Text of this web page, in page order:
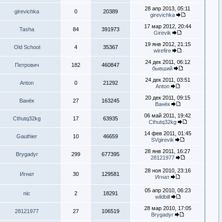
girevichka 0 20389
28 апр 2013, 05:11
girevichka
Tasha 84 391973
17 мар 2012, 20:44
Girevik
Old School 4 35367
19 янв 2012, 21:15
wirefire
Петрович 182 460847
24 дек 2011, 06:12
бывший
Anton 0 21292
24 дек 2011, 03:51
Anton
Ванёк 27 163245
20 дек 2011, 09:15
Ванёк
Cthutq32kg 17 63935
06 май 2011, 19:42
Cthutq32kg
Gauthier 10 46659
14 фев 2011, 01:45
SVgirevik
Brygadyr 299 677395
28 янв 2011, 16:27
28121977
Игнат 30 129581
28 ноя 2010, 23:16
Игнат
nic 2 18291
05 апр 2010, 06:23
wildbill
28121977 27 106519
28 мар 2010, 17:05
Brygadyr